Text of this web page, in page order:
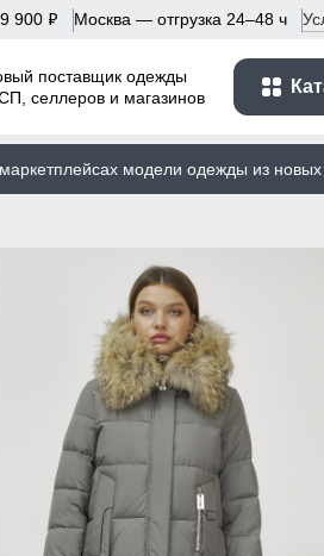
900 p Москва — отгрузка 24–48 ч
поставщик одежды
селлеров и магазинов
модели одежды из новых